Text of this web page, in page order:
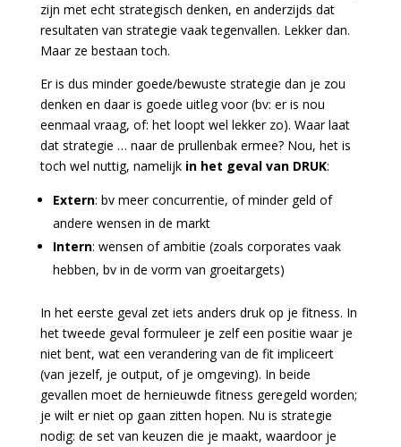
zijn met echt strategisch denken, en anderzijds dat
resultaten van strategie vaak tegenvallen. Lekker dan.
Maar ze bestaan toch.
Er is dus minder goede/bewuste strategie dan je zou
denken en daar is goede uitleg voor (bv: er is nou
eenmaal vraag, of: het loopt wel lekker zo). Waar laat
dat strategie … naar de prullenbak ermee? Nou, het is
toch wel nuttig, namelijk in het geval van DRUK:
Extern: bv meer concurrentie, of minder geld of
andere wensen in de markt
Intern: wensen of ambitie (zoals corporates vaak
hebben, bv in de vorm van groeitargets)
In het eerste geval zet iets anders druk op je fitness. In
het tweede geval formuleer je zelf een positie waar je
niet bent, wat een verandering van de fit impliceert
(van jezelf, je output, of je omgeving). In beide
gevallen moet de hernieuwde fitness geregeld worden;
je wilt er niet op gaan zitten hopen. Nu is strategie
nodig: de set van keuzen die je maakt, waardoor je